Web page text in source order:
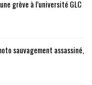
grève à l’université GLC
sauvagement assassiné,